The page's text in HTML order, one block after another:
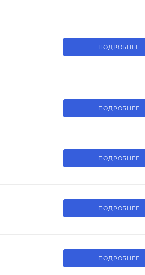
ПОДРОБНЕЕ
ПОДРОБНЕЕ
ПОДРОБНЕЕ
ПОДРОБНЕЕ
ПОДРОБНЕЕ